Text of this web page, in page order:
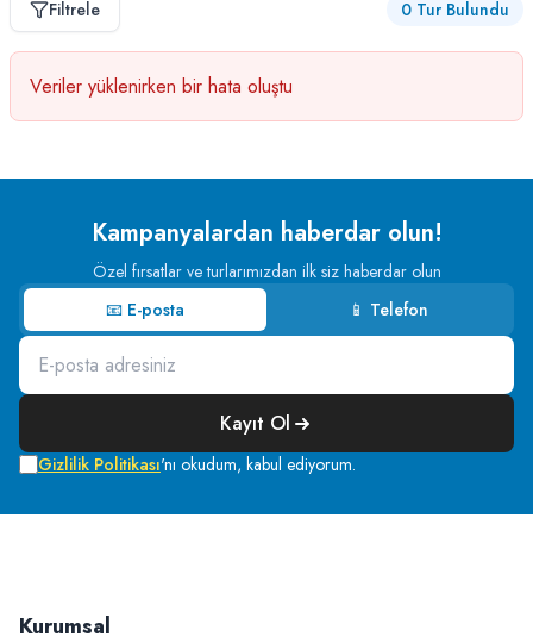
Filtrele 0 Tur Bulundu
Veriler yüklenirken bir hata oluştu
Kampanyalardan haberdar olun!
Özel fırsatlar ve turlarımızdan ilk siz haberdar olun
📧 E-posta
📱 Telefon
Kayıt Ol
Gizlilik Politikası'nı okudum, kabul ediyorum.
Kurumsal